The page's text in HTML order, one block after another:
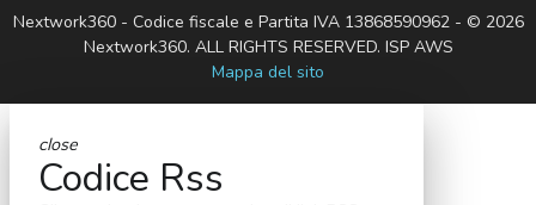
Nextwork360 - Codice fiscale e Partita IVA 13868590962 - © 2026
Nextwork360. ALL RIGHTS RESERVED. ISP AWS
Mappa del sito
close
Codice Rss